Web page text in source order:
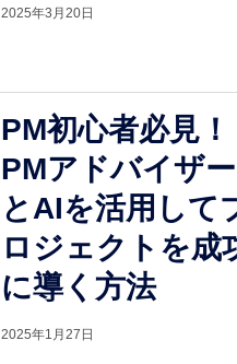
2025年3月20日
PM初心者必見！
PMアドバイザー
とAIを活用してプ
ロジェクトを成功
に導く方法
2025年1月27日